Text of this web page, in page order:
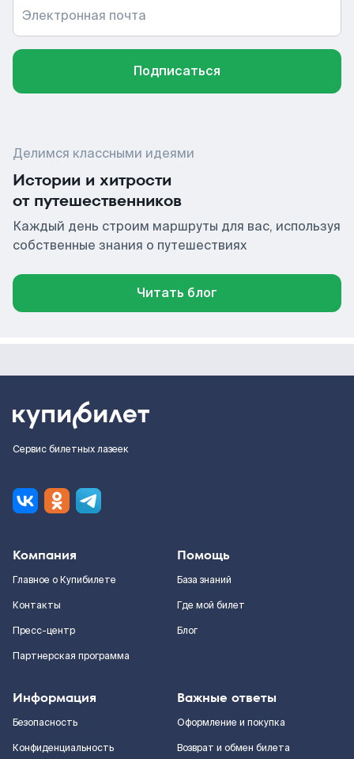
Электронная почта
Подписаться
Делимся классными идеями
Истории и хитрости
от путешественников
Каждый день строим маршруты для вас, используя
собственные знания о путешествиях
Читать блог
Сервис билетных лазеек
Компания
Главное о Купибилете
Контакты
Пресс-центр
Партнерская программа
Помощь
База знаний
Где мой билет
Блог
Информация
Безопасность
Конфиденциальность
Важные ответы
Оформление и покупка
Возврат и обмен билета